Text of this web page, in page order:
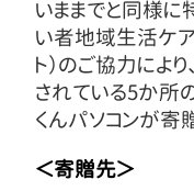
いままでと同様
い者地域生活ケア
ト）のご協力によ
されている5か所
くんパソコンが寄
＜寄贈先＞